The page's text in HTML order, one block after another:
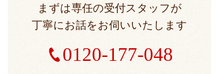
まずは専任の受付スタッフが
丁寧にお話をお伺いいたします
0120-177-048